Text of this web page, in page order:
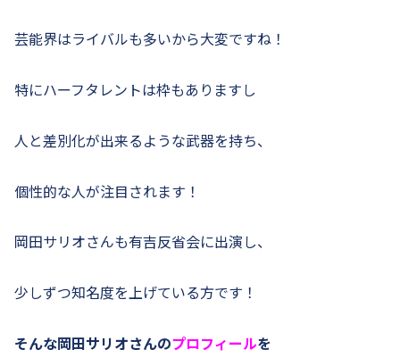
芸能界はライバルも多いから大変ですね！
特にハーフタレントは枠もありますし
人と差別化が出来るような武器を持ち、
個性的な人が注目されます！
岡田サリオさんも有吉反省会に出演し、
少しずつ知名度を上げている方です！
そんな岡田サリオさんのプロフィールを